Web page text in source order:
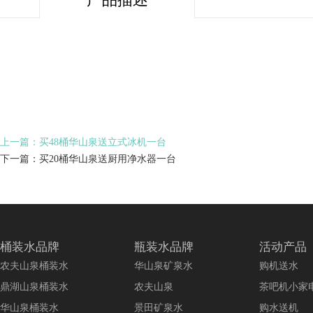
上一篇：买48桶华山泉送立式冰机一台
下一篇：买20桶华山泉送厨用净水器一台
桶装水品牌
农夫山泉桶装水
鼎湖山泉桶装水
华山泉桶装水
瓶装水品牌
华山泉矿泉水
农夫山泉
景田矿泉水
活动产品
购机送水
茶吧机小家
购水送机